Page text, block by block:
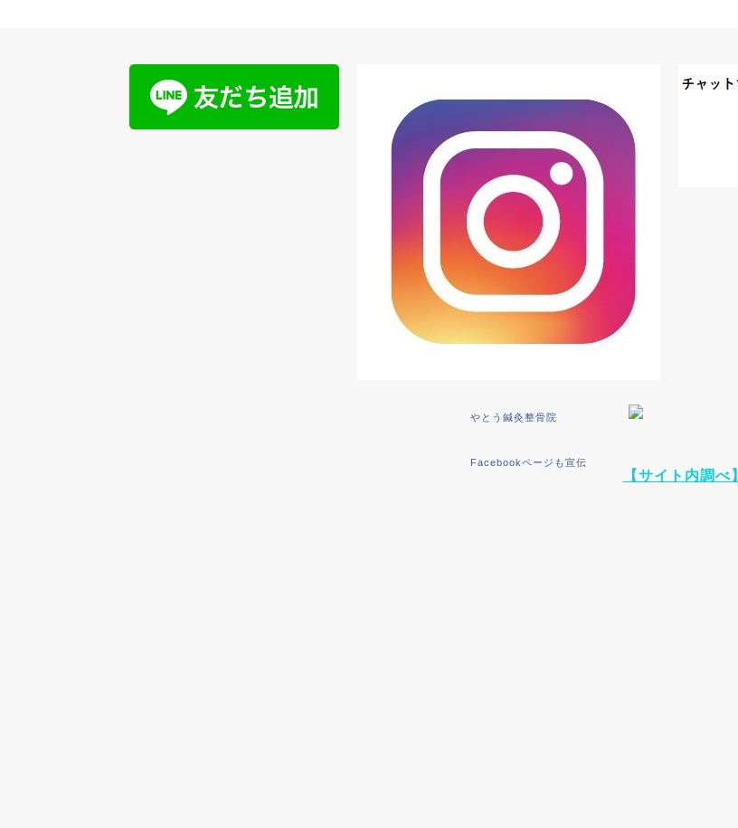
やとう鍼灸整骨院
Facebookページも宣伝
【サイト内調べ】